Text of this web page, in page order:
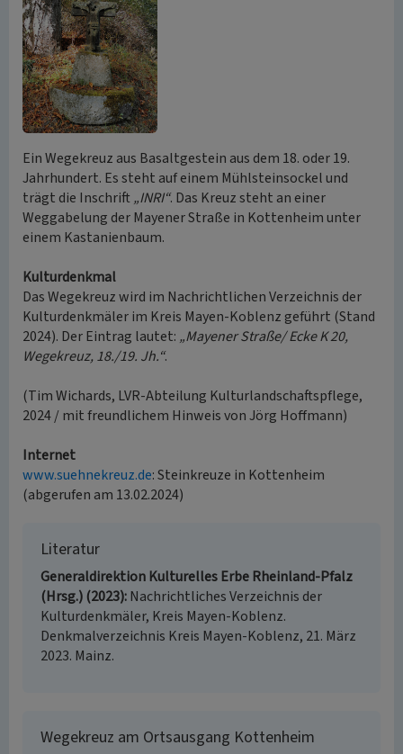
Ein Wegekreuz aus Basaltgestein aus dem 18. oder 19.
Jahrhundert. Es steht auf einem Mühlsteinsockel und
trägt die Inschrift„INRI“. Das Kreuz steht an einer
Weggabelung der Mayener Straße in Kottenheim unter
einem Kastanienbaum.
Kulturdenkmal
Das Wegekreuz wird im Nachrichtlichen Verzeichnis der
Kulturdenkmäler im Kreis Mayen-Koblenz geführt (Stand
2024). Der Eintrag lautet: „Mayener Straße/ Ecke K 20,
Wegekreuz, 18./19. Jh.“.
(Tim Wichards, LVR-Abteilung Kulturlandschaftspflege,
2024 / mit freundlichem Hinweis von Jörg Hoffmann)
Internet
www.suehnekreuz.de: Steinkreuze in Kottenheim
(abgerufen am 13.02.2024)
Literatur
Generaldirektion Kulturelles Erbe Rheinland-Pfalz
(Hrsg.) (2023) Nachrichtliches Verzeichnis der
Kulturdenkmäler, Kreis Mayen-Koblenz.
Denkmalverzeichnis Kreis Mayen-Koblenz, 21. März
2023. Mainz.
Wegekreuz am Ortsausgang Kottenheim